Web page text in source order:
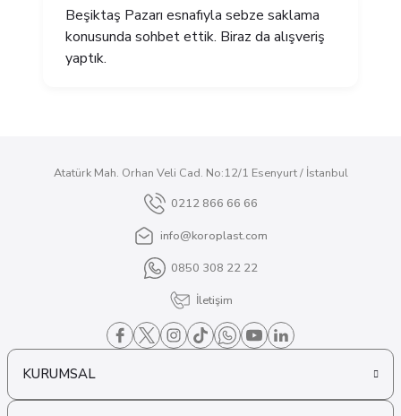
Beşiktaş Pazarı esnafıyla sebze saklama
konusunda sohbet ettik. Biraz da alışveriş
yaptık.
Atatürk Mah. Orhan Veli Cad. No:12/1 Esenyurt / İstanbul
0212 866 66 66
info@koroplast.com
0850 308 22 22
İletişim
KURUMSAL